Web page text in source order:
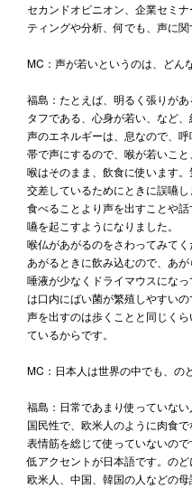
セカンドオピニオン、企業セミ
ティングや分析、何でも、声に関
MC：声が若いというのは、どん
福島：たとえば、明るく張りが
タフである、心身が若い、など
声のエネルギーは、息なので、
帯で声にするので、喉が若いこ
喉はそのまま、飲食に使います
交差しているためにときに誤嚥し
食べることより声を出すことや
嚥を起こすようになりました。
喉仏があがるのをさわってみてく
あがるときに飲み込むので、あが
唾液が少なくドライマウスにな
は口内にばい菌が繁殖しやすい
声を出すのは歩くことと同じく
ているからです。
MC：日本人は世界の中でも、の
福島：日常であまり使っていな
国民性で、欧米人のように肉食
表情筋を総じて使っていないの
低アクセントが日本語です。の
欧米人、中国、韓国の人などの